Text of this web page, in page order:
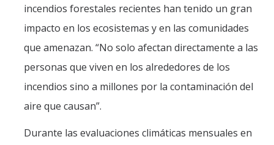
incendios forestales recientes han tenido un gran
impacto en los ecosistemas y en las comunidades
que amenazan. “No solo afectan directamente a las
personas que viven en los alrededores de los
incendios sino a millones por la contaminación del
aire que causan”.
Durante las evaluaciones climáticas mensuales en